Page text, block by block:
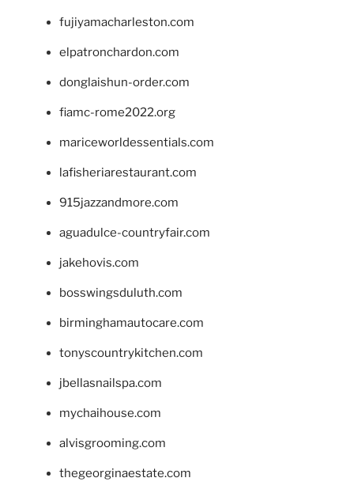
fujiyamacharleston.com
elpatronchardon.com
donglaishun-order.com
fiamc-rome2022.org
mariceworldessentials.com
lafisheriarestaurant.com
915jazzandmore.com
aguadulce-countryfair.com
jakehovis.com
bosswingsduluth.com
birminghamautocare.com
tonyscountrykitchen.com
jbellasnailspa.com
mychaihouse.com
alvisgrooming.com
thegeorginaestate.com